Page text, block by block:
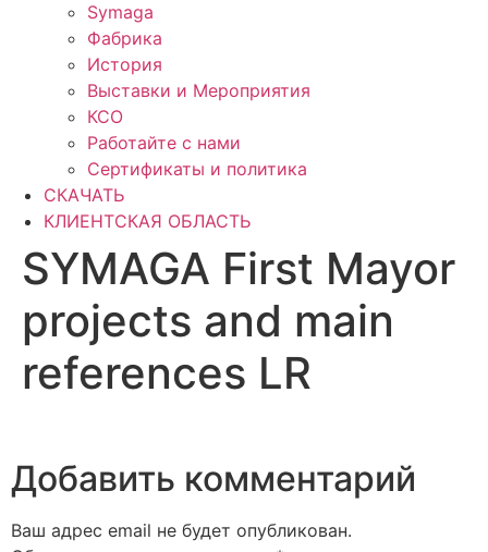
Symaga
Фабрика
История
Выставки и Мероприятия
КСО
Работайте с нами
Сертификаты и политика
СКАЧАТЬ
КЛИЕНТСКАЯ ОБЛАСТЬ
SYMAGA First Mayor
projects and main
references LR
Добавить комментарий
Ваш адрес email не будет опубликован.